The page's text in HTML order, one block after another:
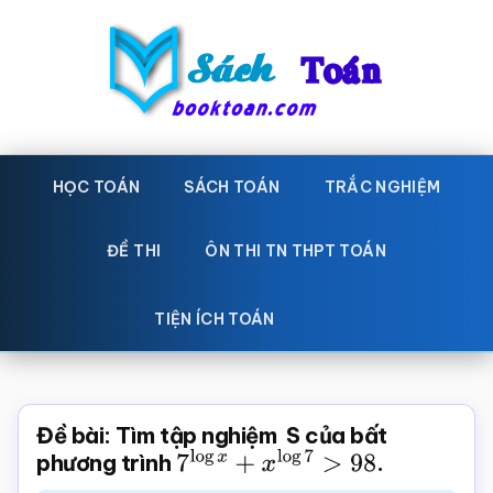
Sách
Toán
toán
Học
toán,
giáo
Toán,
trắc
HỌC TOÁN SÁCH TOÁN TRẮC NGHIỆM
ĐỀ THI ÔN THI TN THPT TOÁN
TIỆN ÍCH TOÁN
Đề bài: Tìm tập nghiệm S của bất
phương trình 7logx +x log7 > 98 .